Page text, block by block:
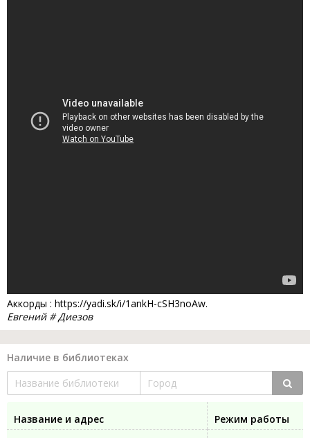
Аккорды : https://yadi.sk/i/1ankH-cSH3noAw.
Евгений # Диезов
Наличие в библиотеках
Название и адрес
Режим работы